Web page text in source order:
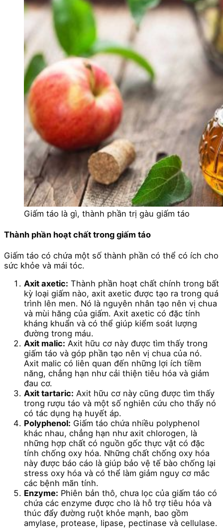
Quay trở lại cửa hàng
Giấm táo là gì, thành phần trị gàu giấm táo
Thành phần hoạt chất trong giấm táo
Giấm táo có chứa một số thành phần có thể có ích cho
sức khỏe và mái tóc.
Axit axetic: Thành phần hoạt chất chính trong bất
kỳ loại giấm nào, axit axetic được tạo ra trong quá
trình lên men. Nó là nguyên nhân tạo nên vị chua
và mùi hăng của giấm. Axit axetic có đặc tính
kháng khuẩn và có thể giúp kiểm soát lượng
đường trong máu.
Axit malic: Axit hữu cơ này được tìm thấy trong
giấm táo và góp phần tạo nên vị chua của nó.
Axit malic có liên quan đến những lợi ích tiềm
năng, chẳng hạn như cải thiện tiêu hóa và giảm
đau cơ.
Axit tartaric: Axit hữu cơ này cũng được tìm thấy
trong rượu táo và một số nghiên cứu cho thấy nó
có tác dụng hạ huyết áp.
Polyphenol: Giấm táo chứa nhiều polyphenol
khác nhau, chẳng hạn như axit chlorogen, là
những hợp chất có nguồn gốc thực vật có đặc
tính chống oxy hóa. Những chất chống oxy hóa
này được báo cáo là giúp bảo vệ tế bào chống lại
stress oxy hóa và có thể làm giảm nguy cơ mắc
các bệnh mãn tính.
Enzyme: Phiên bản thô, chưa lọc của giấm táo có
chứa các enzyme được cho là hỗ trợ tiêu hóa và
thúc đẩy đường ruột khỏe mạnh, bao gồm
amylase, protease, lipase, pectinase và cellulase.